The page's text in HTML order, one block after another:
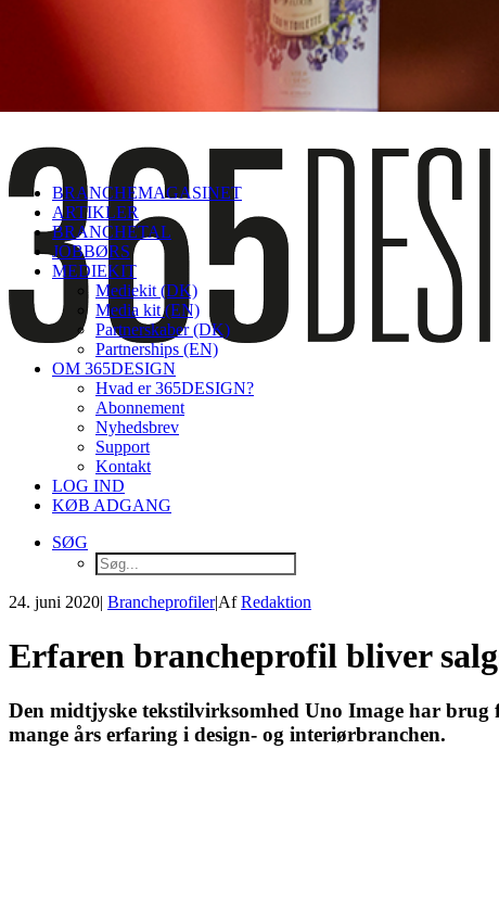
BRANCHEMAGASINET
ARTIKLER
BRANCHETAL
JOBBØRS
MEDIEKIT
Mediekit (DK)
Media kit (EN)
Partnerskaber (DK)
Partnerships (EN)
OM 365DESIGN
Hvad er 365DESIGN?
Abonnement
Nyhedsbrev
Support
Kontakt
LOG IND
KØB ADGANG
SØG
24. juni 2020| Brancheprofiler|AfRedaktion
Erfaren brancheprofil bliver
Den midtjyske tekstilvirksomhed Uno Image har
mange års erfaring i design- og interiørbranchen.